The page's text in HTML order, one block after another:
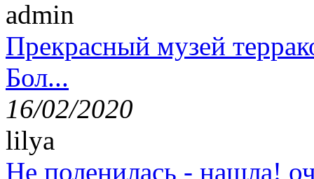
admin
Прекрасный музей
Бол...
16/02/2020
lilya
Не поленилась - нашла!